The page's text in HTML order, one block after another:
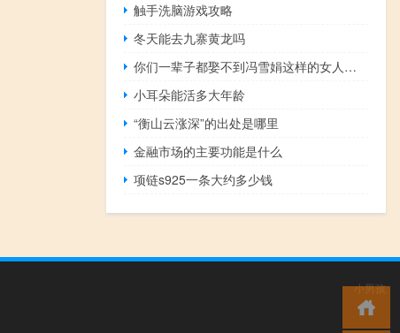
触手洗脑游戏攻略
冬天能去九寨黄龙吗
你们一辈子都娶不到冯雪娟这样的女人什么梗
小耳朵能活多大年龄
“衡山云涨深”的出处是哪里
金融市场的主要功能是什么
项链s925一条大约多少钱
小男孩